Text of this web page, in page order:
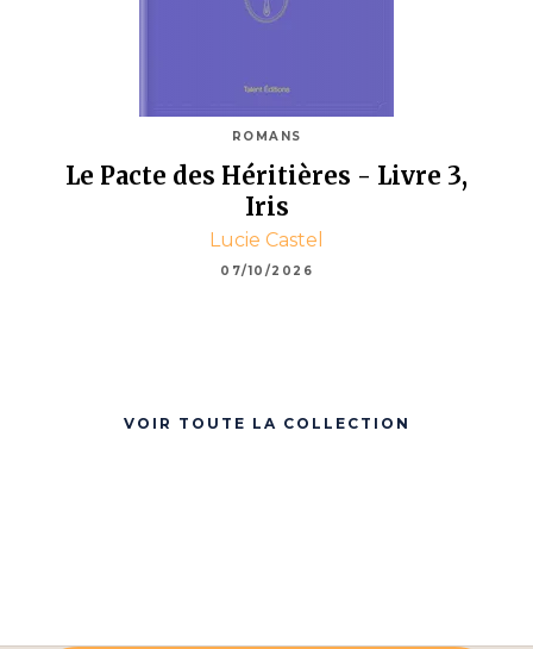
ROMANS
Le Pacte des Héritières - Livre 3,
Iris
Lucie Castel
07/10/2026
VOIR TOUTE LA COLLECTION